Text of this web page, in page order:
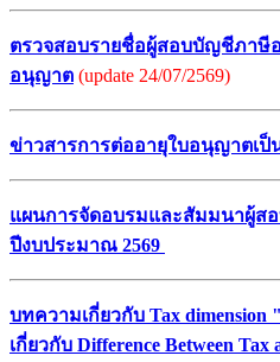
ตรวจสอบรายชื่อผู้สอบบัญชีภาษี
อนุญาต (update 24/07/2569)
ข่าวสารการต่ออายุใบอนุญาตเ
แผนการจัดอบรมและสัมมนาผู้ส
ปีงบประมาณ 2569
บทความเกี่ยวกับ Tax
เกี่ยวกับ Difference Between